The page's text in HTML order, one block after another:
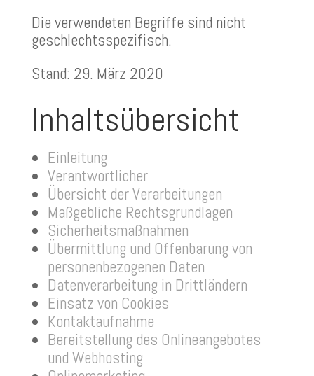
Die verwendeten Begriffe sind nicht
geschlechtsspezifisch.
Stand: 29. März 2020
Inhaltsübersicht
Einleitung
Verantwortlicher
Übersicht der Verarbeitungen
Maßgebliche Rechtsgrundlagen
Sicherheitsmaßnahmen
Übermittlung und Offenbarung von
personenbezogenen Daten
Datenverarbeitung in Drittländern
Einsatz von Cookies
Kontaktaufnahme
Bereitstellung des Onlineangebotes
und Webhosting